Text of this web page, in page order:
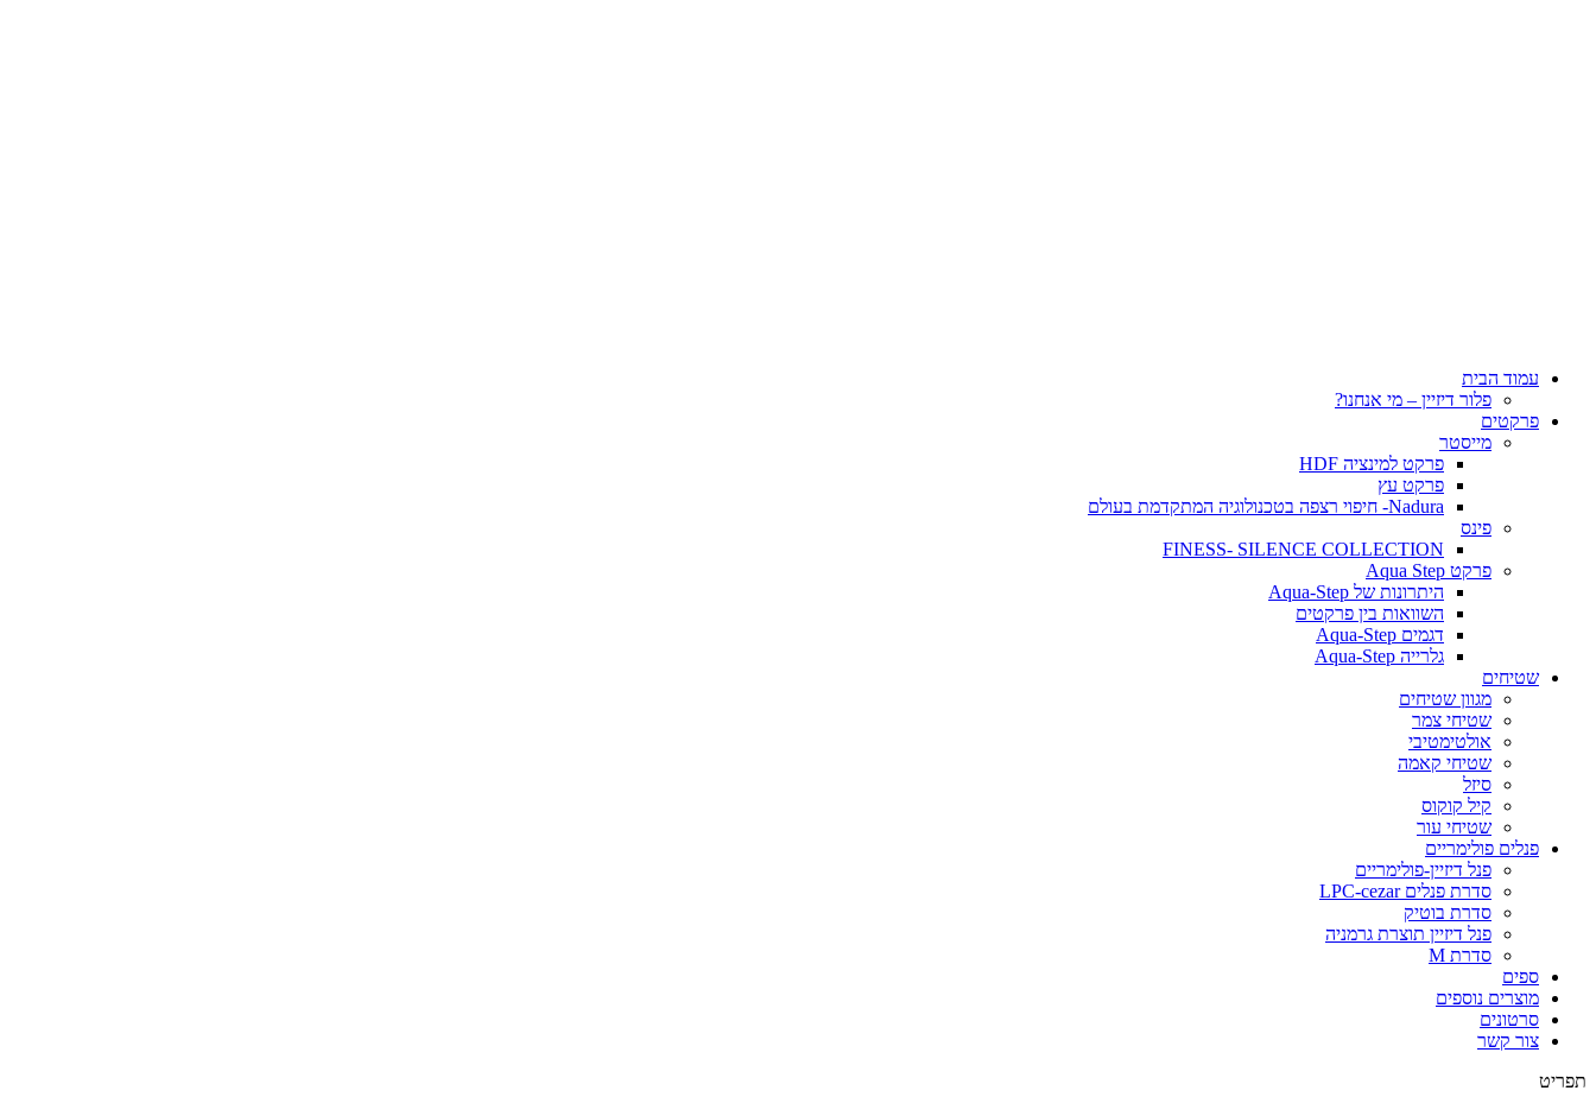
עמוד הבית
פלור דיזיין – מי אנחנו?
פרקטים
מייסטר
פרקט למינציה HDF
פרקט עץ
Nadura- חיפוי רצפה בטכנולוגיה המתקדמת בעולם
פינס
FINESS- SILENCE COLLECTION
פרקט Aqua Step
היתרונות של Aqua-Step
השוואות בין פרקטים
דגמים Aqua-Step
גלרייה Aqua-Step
שטיחים
מגוון שטיחים
שטיחי צמר
אולטימטיבי
שטיחי קאמה
סיזל
קיל קוקוס
שטיחי עור
פנלים פולימריים
פנל דיזיין-פולימריים
סדרת פנלים LPC-cezar
סדרת בוטיק
פנל דיזיין תוצרת גרמניה
סדרת M
ספים
מוצרים נוספים
סרטונים
צור קשר
תפריט